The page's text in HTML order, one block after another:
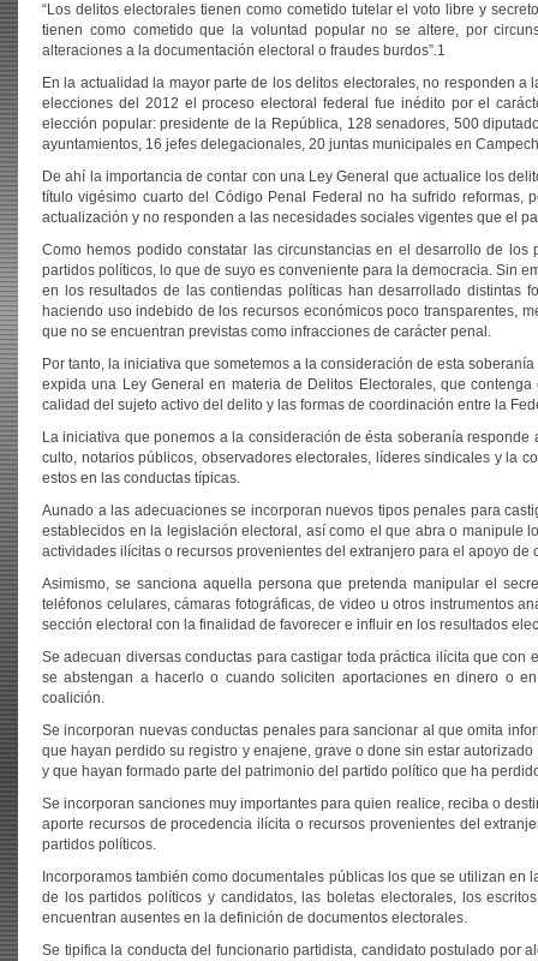
“Los delitos electorales tienen como cometido tutelar el voto libre y
tienen como cometido que la voluntad popular no se altere, por
alteraciones a la documentación electoral o fraudes burdos”.1
En la actualidad la mayor parte de los delitos electorales, no responden
elecciones del 2012 el proceso electoral federal fue inédito por el
elección popular: presidente de la República, 128 senadores, 500
ayuntamientos, 16 jefes delegacionales, 20 juntas municipales en
De ahí la importancia de contar con una Ley General que actualice los
título vigésimo cuarto del Código Penal Federal no ha sufrido
actualización y no responden a las necesidades sociales vigentes que el
Como hemos podido constatar las circunstancias en el desarrollo de
partidos políticos, lo que de suyo es conveniente para la democracia. Sin
en los resultados de las contiendas políticas han desarrollado distintas
haciendo uso indebido de los recursos económicos poco transparentes,
que no se encuentran previstas como infracciones de carácter penal.
Por tanto, la iniciativa que sometemos a la consideración de esta
expida una Ley General en materia de Delitos Electorales, que
calidad del sujeto activo del delito y las formas de coordinación entre la
La iniciativa que ponemos a la consideración de ésta soberanía
culto, notarios públicos, observadores electorales, líderes sindicales y la
estos en las conductas típicas.
Aunado a las adecuaciones se incorporan nuevos tipos penales para
establecidos en la legislación electoral, así como el que abra o manipule
actividades ilícitas o recursos provenientes del extranjero para el apoyo de
Asimismo, se sanciona aquella persona que pretenda manipular el
teléfonos celulares, cámaras fotográficas, de video u otros instrumentos
sección electoral con la finalidad de favorecer e influir en los resultados
Se adecuan diversas conductas para castigar toda práctica ilícita que
se abstengan a hacerlo o cuando soliciten aportaciones en dinero o
coalición.
Se incorporan nuevas conductas penales para sancionar al que omita
que hayan perdido su registro y enajene, grave o done sin estar
y que hayan formado parte del patrimonio del partido político que ha
Se incorporan sanciones muy importantes para quien realice, reciba o
aporte recursos de procedencia ilícita o recursos provenientes del
partidos políticos.
Incorporamos también como documentales públicas los que se utilizan
de los partidos políticos y candidatos, las boletas electorales, los
encuentran ausentes en la definición de documentos electorales.
Se tipifica la conducta del funcionario partidista, candidato postulado por